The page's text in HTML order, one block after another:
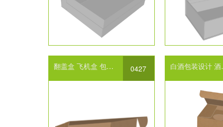
翻盖盒飞机盒包装纸箱设计 0427 白酒包装设计酒包装设计